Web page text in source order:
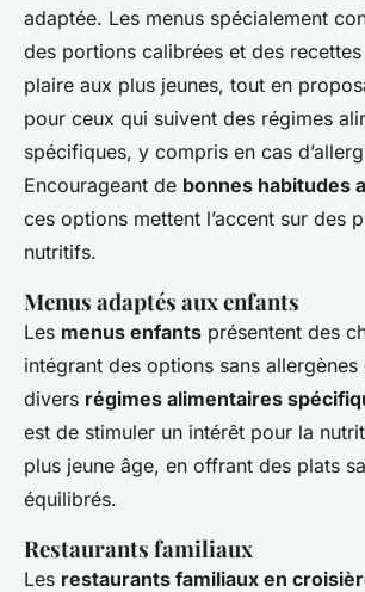
adaptée. Les menus spécialement
des portions calibrées et des
plaire aux plus jeunes, tout en
pour ceux qui suivent des régimes
spécifiques, y compris en cas
Encourageant de bonnes habitudes
ces options mettent l’accent sur des
nutritifs.
Menus adaptés aux enfants
Les menus enfants présentent des
intégrant des options sans
divers régimes alimentaires
est de stimuler un intérêt pour la
plus jeune âge, en offrant des plats
équilibrés.
Restaurants familiaux
Les restaurants familiaux en